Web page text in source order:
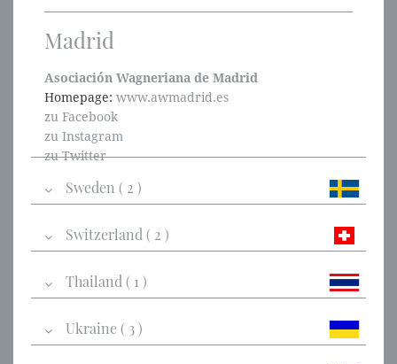
Madrid
Asociación Wagneriana de Madrid
Homepage: www.awmadrid.es
zu Facebook
zu Instagram
zu Twitter
Sweden ( 2 )
Switzerland ( 2 )
Thailand ( 1 )
Ukraine ( 3 )